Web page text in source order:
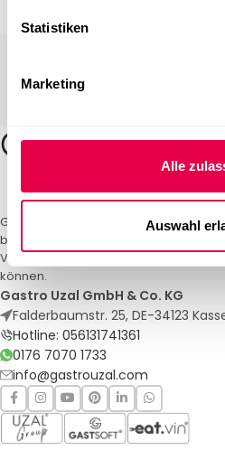
Statistiken
Marketing
Alle
Auswahl
Gastro Uzal – Ihr Spezialist für
bieten maßgeschneiderte Lösungen
Veranstaltungen. Qualität und
können.
Gastro Uzal GmbH & Co. KG
Falderbaumstr. 25, DE-34123
Hotline: 056131741361
0176 7070 1733
info@gastrouzal.com